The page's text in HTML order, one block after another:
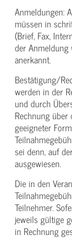
Anmeldungen:
müssen in
(Brief, Fax,
der Anmeldung
anerkannt.
Bestätigung­/
werden in der
und durch
Rechnung
geeigneter
sei denn, auf
ausgewiesen.
Die in den
Teilnehmer.
jeweils gültige
in Rechnung